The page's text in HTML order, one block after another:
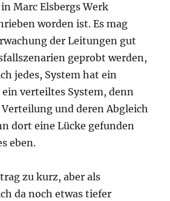
Marc Elsbergs Werk
worden ist. Es mag
der Leitungen gut
geprobt werden,
jedes, System hat ein
verteiltes System, denn
Verteilung und deren Abgleich
dort eine Lücke gefunden
eben.
zu kurz, aber als
da noch etwas tiefer